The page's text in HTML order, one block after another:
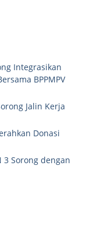
Integrasikan
BPPMPV
Jalin Kerja
Donasi
3 Sorong dengan